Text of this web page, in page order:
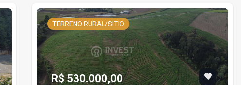
TERRENO RURAL/SITIO
R$ 530.000,00